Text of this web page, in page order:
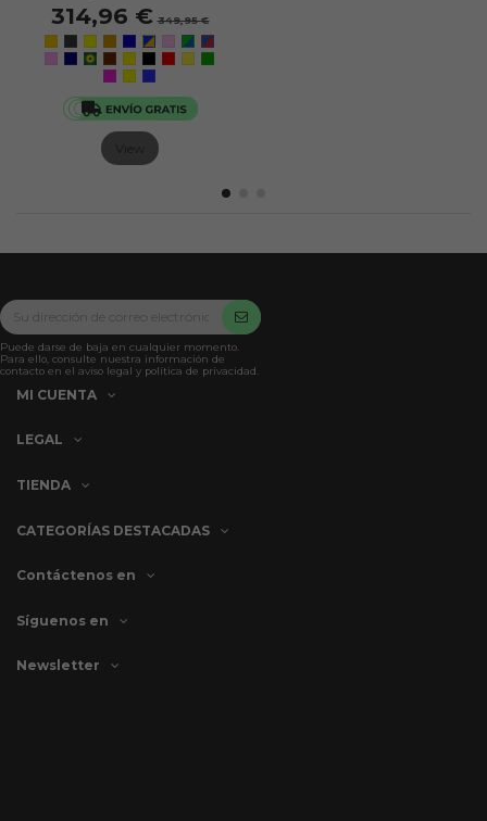
314,96 € 349,95 €
Puede darse de baja en cualquier momento.
Para ello, consulte nuestra información de
contacto en el aviso legal y política de privacidad.
MI CUENTA
LEGAL
TIENDA
CATEGORÍAS DESTACADAS
Contáctenos en
Síguenos en
Newsletter